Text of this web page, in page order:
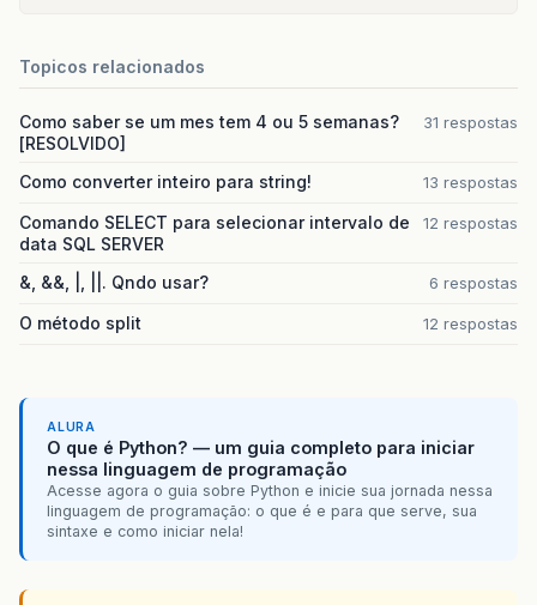
Topicos relacionados
Como saber se um mes tem 4 ou 5 semanas?
[RESOLVIDO]
31 respostas
Como converter inteiro para string! 13 respostas
Comando SELECT para selecionar intervalo de
data SQL SERVER
12 respostas
&, &&, |, ||. Qndo usar? 6 respostas
O método split 12 respostas
ALURA
O que é Python? — um guia completo para iniciar
nessa linguagem de programação
Acesse agora o guia sobre Python e inicie sua jornada nessa
linguagem de programação: o que é e para que serve, sua
sintaxe e como iniciar nela!